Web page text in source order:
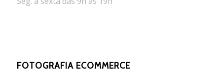
FOTOGRAFIA ECOMMERCE